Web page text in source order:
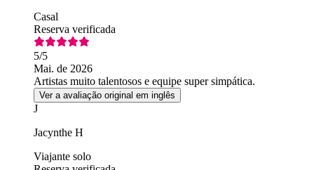
Casal
Reserva verificada
5/5
Mai. de 2026
Artistas muito talentosos e equipe super simpática.
Ver a avaliação original em inglês
J
Jacynthe H
Viajante solo